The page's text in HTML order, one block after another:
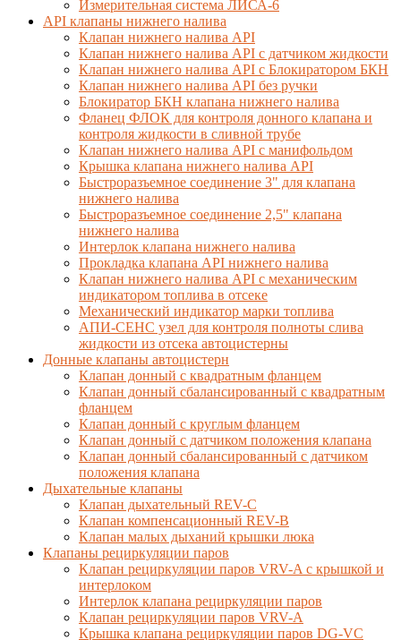
Измерительная система ЛИСА-6
API клапаны нижнего налива
Клапан нижнего налива API
Клапан нижнего налива API с датчиком жидкости
Клапан нижнего налива API с Блокиратором БКН
Клапан нижнего налива API без ручки
Блокиратор БКН клапана нижнего налива
Фланец ФЛОК для контроля донного клапана и
контроля жидкости в сливной трубе
Клапан нижнего налива API с манифольдом
Крышка клапана нижнего налива API
Быстроразъемное соединение 3" для клапана
нижнего налива
Быстроразъемное соединение 2,5" клапана
нижнего налива
Интерлок клапана нижнего налива
Прокладка клапана API нижнего налива
Клапан нижнего налива API с механическим
индикатором топлива в отсеке
Механический индикатор марки топлива
АПИ-СЕНС узел для контроля полноты слива
жидкости из отсека автоцистерны
Донные клапаны автоцистерн
Клапан донный с квадратным фланцем
Клапан донный сбалансированный с квадратным
фланцем
Клапан донный с круглым фланцем
Клапан донный с датчиком положения клапана
Клапан донный сбалансированный с датчиком
положения клапана
Дыхательные клапаны
Клапан дыхательный REV-C
Клапан компенсационный REV-B
Клапан малых дыханий крышки люка
Клапаны рециркуляции паров
Клапан рециркуляции паров VRV-A с крышкой и
интерлоком
Интерлок клапана рециркуляции паров
Клапан рециркуляции паров VRV-A
Крышка клапана рециркуляции паров DG-VC